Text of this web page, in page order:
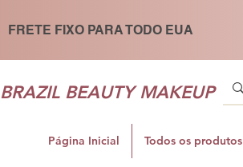
FRETE FIXO PARA TODO EUA
BRAZIL BEAUTY MAKEUP
Página Inicial Todos os produtos